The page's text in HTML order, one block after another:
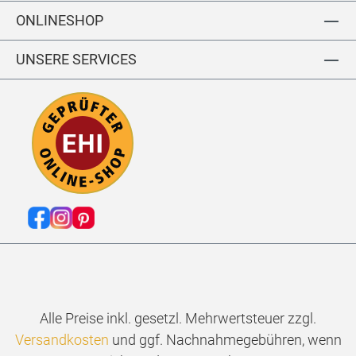
N
O
O
S
ONLINESHOP
UNSERE SERVICES
Alle Preise inkl. gesetzl. Mehrwertsteuer zzgl.
Versandkosten und ggf. Nachnahmegebühren, wenn